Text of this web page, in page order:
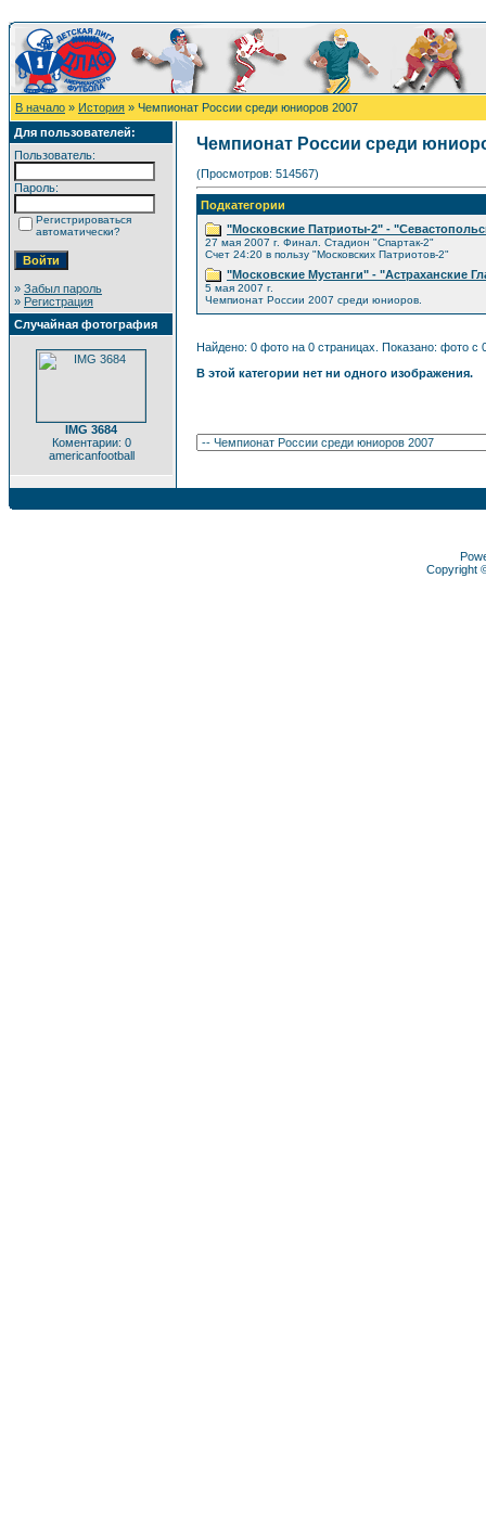
В начало » История » Чемпионат России среди юниоров 2007
Для пользователей:
Пользователь:
Пароль:
Регистрироваться
автоматически?
» Забыл пароль
» Регистрация
Случайная фотография
IMG 3684
Коментарии: 0
americanfootball
Чемпионат России среди
(Просмотров: 514567)
Подкатегории
"Московские Патриоты-2" -
27 мая 2007 г. Финал. Стадион "Спартак-2"
Счет 24:20 в пользу "Московских Патриотов-2"
"Московские Мустанги" - "Астраханские
5 мая 2007 г.
Чемпионат России 2007 среди юниоров.
Найдено: 0 фото на 0 страницах. Показано: фото с
В этой категории нет ни одного изображения.
Copyright